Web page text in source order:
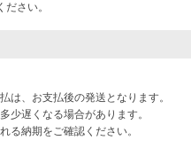
さい。
は、お支払後の発送となります。
少遅くなる場合があります。
る納期をご確認ください。